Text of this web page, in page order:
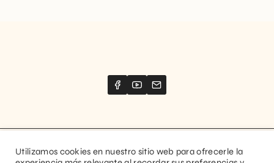
Utilizamos cookies en nuestro sitio web para ofrecerle la